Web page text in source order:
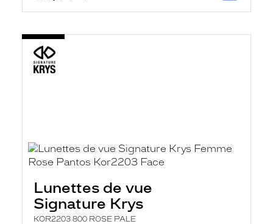
Lunettes de vue
Signature Krys
KOR2203 800 ROSE PALE